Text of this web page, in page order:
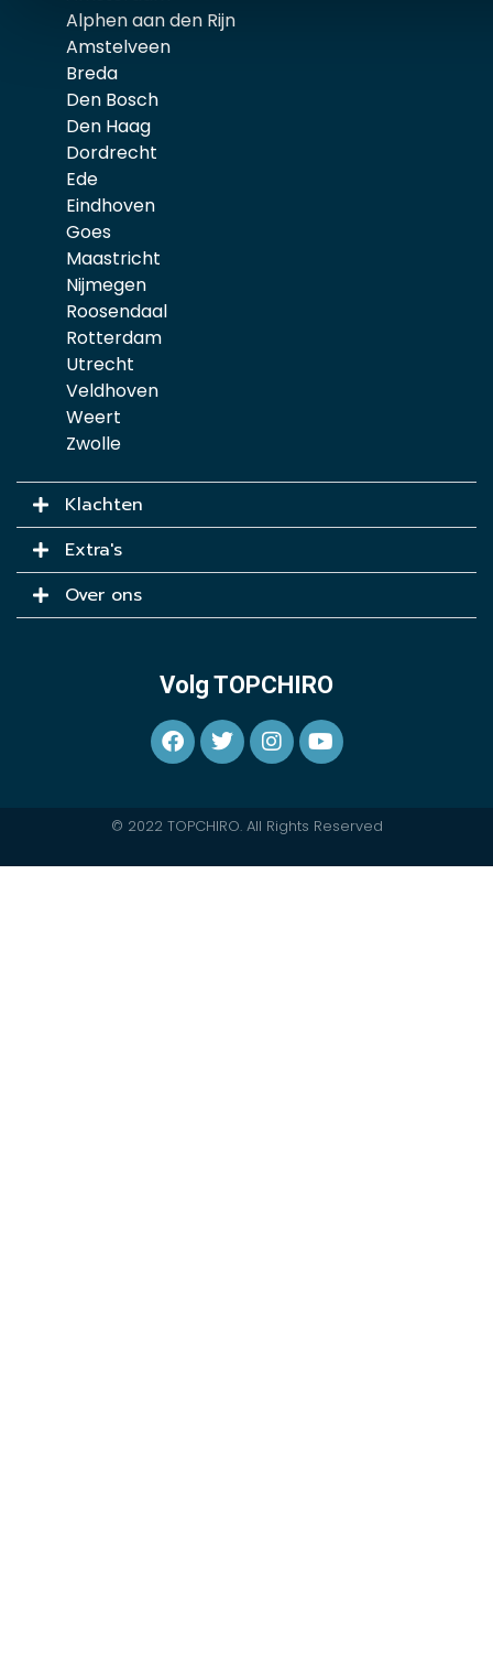
Alphen aan den Rijn
Amstelveen
Breda
Den Bosch
Den Haag
Dordrecht
Ede
Eindhoven
Goes
Maastricht
Nijmegen
Roosendaal
Rotterdam
Utrecht
Veldhoven
Weert
Zwolle
Klachten
Extra's
Over ons
Volg TOPCHIRO
© 2022 TOPCHIRO. All Rights Reserved